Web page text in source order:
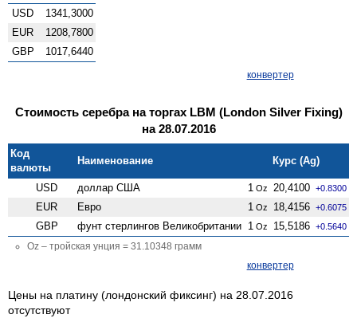
USD
1341,3000
EUR
1208,7800
GBP
1017,6440
конвертер
Стоимость серебра на торгах LBM (London Silver Fixing)
на 28.07.2016
Код
валюты
Наименование Курс (Ag)
USD доллар США 1 Oz 20,4100 +0.8300
EUR Евро 1 Oz 18,4156 +0.6075
GBP фунт стерлингов Велико­британии 1 Oz 15,5186 +0.5640
Oz – тройская унция = 31.10348 грамм
конвертер
Цены на платину (лондонский фиксинг) на 28.07.2016
отсутствуют